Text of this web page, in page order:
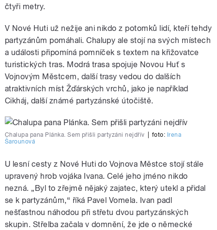
čtyři metry.
V Nové Huti už nežije ani nikdo z potomků lidí, kteří tehdy
partyzánům pomáhali. Chalupy ale stojí na svých místech
a události připomíná pomníček s textem na křižovatce
turistických tras. Modrá trasa spojuje Novou Huť s
Vojnovým Městcem, další trasy vedou do dalších
atraktivních míst Žďárských vrchů, jako je například
Cikháj, další známé partyzánské útočiště.
Chalupa pana Plánka. Sem přišli partyzáni nejdřív foto: Irena
Šarounová
U lesní cesty z Nové Huti do Vojnova Městce stojí stále
upravený hrob vojáka Ivana. Celé jeho jméno nikdo
nezná. „Byl to zřejmě nějaký zajatec, který utekl a přidal
se k partyzánům,“ říká Pavel Vomela. Ivan padl
nešťastnou náhodou při střetu dvou partyzánských
skupin. Střelba začala v domnění, že jde o německé